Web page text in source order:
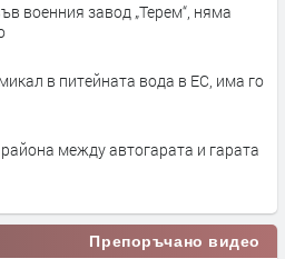
военния завод „Терем“, няма
в питейната вода в ЕС, има го
между автогарата и гарата
Препоръчано видео